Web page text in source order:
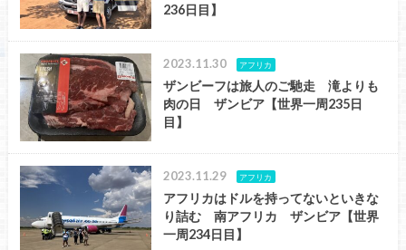
236日目】
2023.11.30 アフリカ
ザンビーフは旅人のご馳走 滝よりも
肉の日 ザンビア【世界一周235日
目】
2023.11.29 アフリカ
アフリカはドルを持ってないといきな
り詰む 南アフリカ ザンビア【世界
一周234日目】